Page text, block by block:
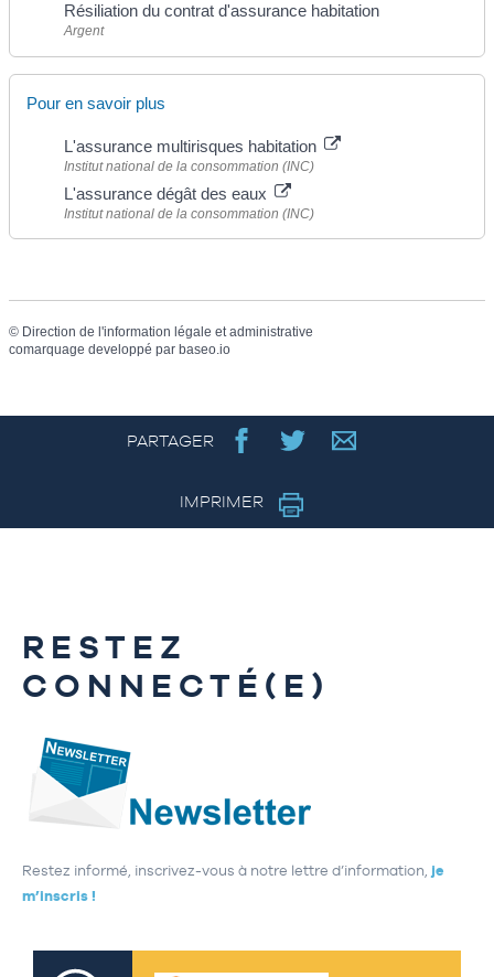
Résiliation du contrat d'assurance habitation
Argent
Pour en savoir plus
L'assurance multirisques habitation
Institut national de la consommation (INC)
L'assurance dégât des eaux
Institut national de la consommation (INC)
© Direction de l'information légale et administrative
comarquage developpé par baseo.io
PARTAGER
IMPRIMER
RESTEZ
CONNECTÉ(E)
Restez informé, inscrivez-vous à notre lettre d’information, je
m’inscris !